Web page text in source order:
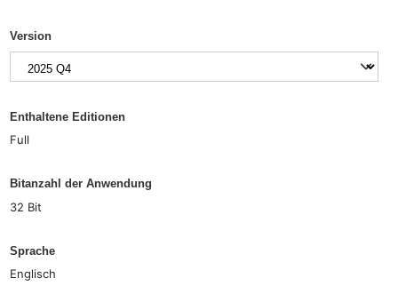
Version
Enthaltene Editionen
Full
Bitanzahl der Anwendung
32 Bit
Sprache
Englisch